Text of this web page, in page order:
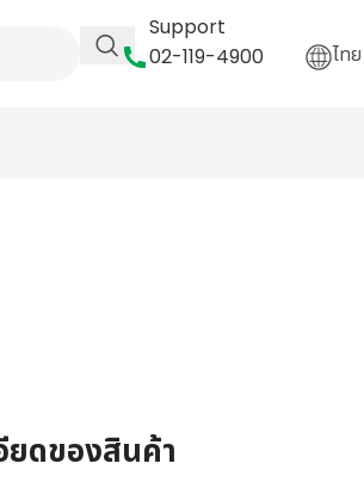
Support
02-119-4900
ไทย
ยดของสินค้า